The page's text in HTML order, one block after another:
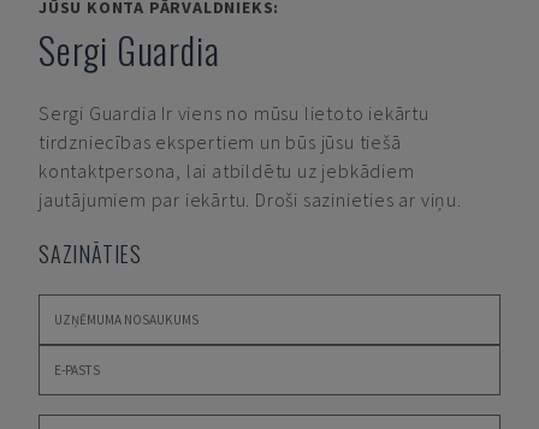
JŪSU KONTA PĀRVALDNIEKS:
Sergi Guardia
Sergi Guardia Ir viens no mūsu lietoto iekārtu
tirdzniecības ekspertiem un būs jūsu tiešā
kontaktpersona, lai atbildētu uz jebkādiem
jautājumiem par iekārtu. Droši sazinieties ar viņu.
SAZINĀTIES